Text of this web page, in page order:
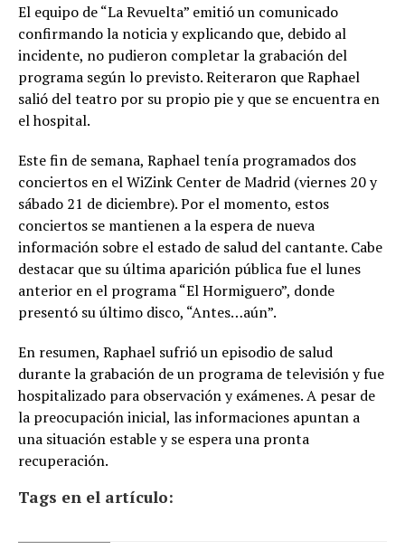
El equipo de “La Revuelta” emitió un comunicado
confirmando la noticia y explicando que, debido al
incidente, no pudieron completar la grabación del
programa según lo previsto. Reiteraron que Raphael
salió del teatro por su propio pie y que se encuentra en
el hospital.
Este fin de semana, Raphael tenía programados dos
conciertos en el WiZink Center de Madrid (viernes 20 y
sábado 21 de diciembre). Por el momento, estos
conciertos se mantienen a la espera de nueva
información sobre el estado de salud del cantante. Cabe
destacar que su última aparición pública fue el lunes
anterior en el programa “El Hormiguero”, donde
presentó su último disco, “Antes…aún”.
En resumen, Raphael sufrió un episodio de salud
durante la grabación de un programa de televisión y fue
hospitalizado para observación y exámenes. A pesar de
la preocupación inicial, las informaciones apuntan a
una situación estable y se espera una pronta
recuperación.
Tags en el artículo: